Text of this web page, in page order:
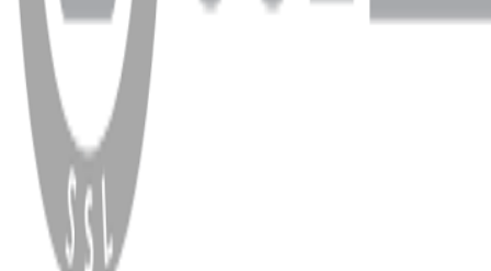
WhatsApp Facebook
Copyright
2026 Dükkan Hifi